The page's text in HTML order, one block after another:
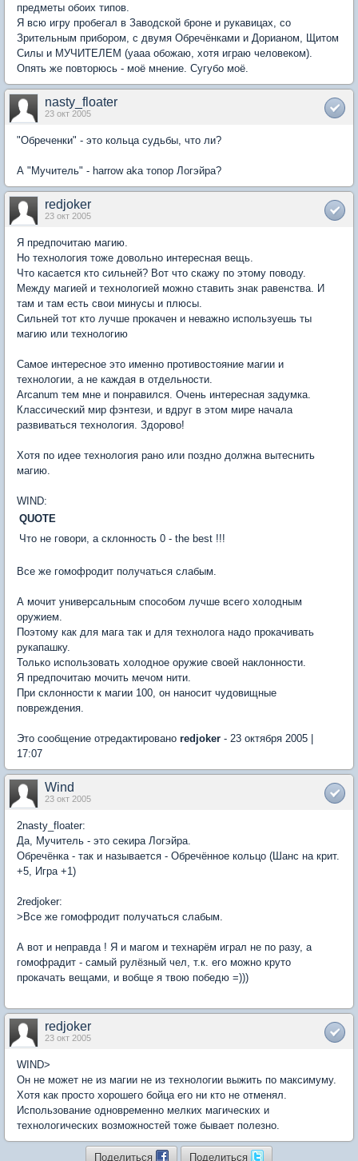
предметы обоих типов.
Я всю игру пробегал в Заводской броне и рукавицах, со
Зрительным прибором, с двумя Обречёнками и Дорианом, Щитом
Силы и МУЧИТЕЛЕМ (уааа обожаю, хотя играю человеком).
Опять же повторюсь - моё мнение. Сугубо моё.
nasty_floater
23 окт 2005
"Обреченки" - это кольца судьбы, что ли?
А "Мучитель" - harrow aka топор Логэйра?
redjoker
23 окт 2005
Я предпочитаю магию.
Но технология тоже довольно интересная вещь.
Что касается кто сильней? Вот что скажу по этому поводу.
Между магией и технологией можно ставить знак равенства. И
там и там есть свои минусы и плюсы.
Сильней тот кто лучше прокачен и неважно используешь ты
магию или технологию
Самое интересное это именно противостояние магии и
технологии, а не каждая в отдельности.
Arcanum тем мне и понравился. Очень интересная задумка.
Классический мир фэнтези, и вдруг в этом мире начала
развиваться технология. Здорово!
Хотя по идее технология рано или поздно должна вытеснить
магию.
WIND:
QUOTE
Что не говори, а склонность 0 - the best !!!
Все же гомофродит получаться слабым.
А мочит универсальным способом лучше всего холодным
оружием.
Поэтому как для мага так и для технолога надо прокачивать
рукапашку.
Только использовать холодное оружие своей наклонности.
Я предпочитаю мочить мечом нити.
При склонности к магии 100, он наносит чудовищные
повреждения.
Это сообщение отредактировано redjoker - 23 октября 2005 |
17:07
Wind
23 окт 2005
2nasty_floater:
Да, Мучитель - это секира Логэйра.
Обречёнка - так и называется - Обречённое кольцо (Шанс на крит.
+5, Игра +1)
2redjoker:
>Все же гомофродит получаться слабым.
А вот и неправда ! Я и магом и технарём играл не по разу, а
гомофрадит - самый рулёзный чел, т.к. его можно круто
прокачать вещами, и вобще я твою победю =)))
redjoker
23 окт 2005
WIND>
Он не может не из магии не из технологии выжить по максимуму.
Хотя как просто хорошего бойца его ни кто не отменял.
Использование одновременно мелких магических и
технологических возможностей тоже бывает полезно.
Поделиться Поделиться